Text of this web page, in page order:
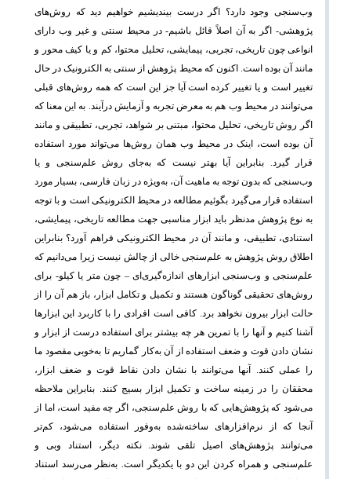
وب‌سنجی وجود دارد؟ اگر درست بیندیشیم خواهیم دید که روش‌های
پژوهشی- اگر به آن اصلاً قائل باشیم- در محیط سنتی و غیر وب دارای
انواعی چون تاریخی، تجربی، پیمایشی، تحلیل محتوا، کم و یا کیف محور و
مانند آن بوده است. اکنون که محیط پژوهش از سنتی به الکترونیک در حال
تغییر است و یا تغییر کرده است آیا جز این است که همه روش‌های قبلی
می‌توانند در محیط وب هم به معرض تجربه و آزمایش درآیند. به این معنا که
اگر روش تاریخی، تحلیل محتوا، مبتنی بر شواهد، تجربی، تطبیقی و مانند
آن بوده است، اینک در محیط وب همان روش‌ها می‌تواند مورد استفاده
قرار گیرد. بنابراین آیا بهتر نیست که به‌جای روش علم‌سنجی و یا
وب‌سنجی که بدون توجه به ماهیت آن، به‌ویژه در زبان فارسی، بسیار مورد
استفاده قرار می‌گیرد بگوئیم مطالعه در محیط الکترونیکی است و با توجه
به نوع پژوهش مدنظر باید ابزار مناسبی جهت مطالعه تاریخی، پیمایشی،
استنادی، تطبیقی، و مانند آن در محیط الکترونیکی فراهم آورد؟ بنابراین
اطلاق روش پژوهش به علم‌سنجی خالی از چالش نیست زیرا می‌دانیم که
علم‌سنجی و وب‌سنجی ابزارهای اندازه‌گیری‌ای – چون متر یا کیلو- برای
روش‌های تحقیقی گوناگون‌ هستند و تکمیل و تکامل ابزار، باز هم آن را از
حالت ابزار بیرون نخواهد برد. کافی است افرادی را با کاربرد این ابزارها
آشنا کنیم و آنها را با تمرین هر چه بیشتر برای استفاده درست از ابزار و
نشان دادن قوت و ضعف استفاده از آن به‌کار گماریم تا به‌خوبی مقصود ما
را عملی کنند. آنها می‌توانند با نشان دادن نقاط قوت و ضعف ابزار،
محققان را در زمینه ساخت و تکمیل ابزار بسیج کنند. بنابراین ملاحظه
می‌شود که پژوهش‌هایی که با روش علم‌سنجی، اگر چه مفید است، اما از
آنجا که از نرم‌افزارهای ساخته‌شده به‌وفور استفاده می‌شود، کم‌تر
می‌توانند پژوهش‌های اصیل تلقی شوند. نکته دیگر، استناد وبی و
علم‌سنجی و همراه کردن این دو با یکدیگر است. به‌نظر می‌رسد استناد